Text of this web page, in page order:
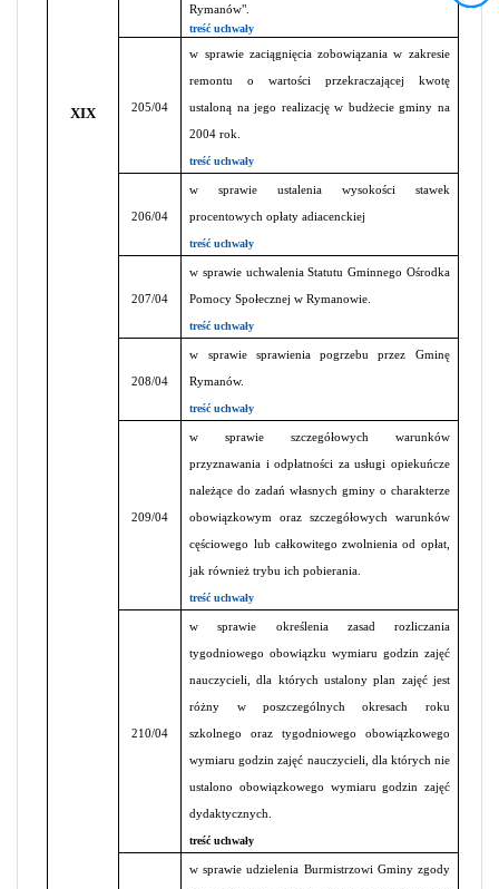
XIX
Rymanów".
treść uchwały
205/04
w sprawie zaciągnięcia zobowiązania w zakresie
remontu o wartości przekraczającej kwotę
ustaloną na jego realizację w budżecie gminy na
2004 rok.
treść uchwały
206/04
w sprawie ustalenia wysokości stawek
procentowych opłaty adiacenckiej
treść uchwały
207/04
w sprawie uchwalenia Statutu Gminnego Ośrodka
Pomocy Społecznej w Rymanowie.
treść uchwały
208/04
w sprawie sprawienia pogrzebu przez Gminę
Rymanów.
treść uchwały
209/04
w sprawie szczegółowych warunków
przyznawania i odpłatności za usługi opiekuńcze
należące do zadań własnych gminy o charakterze
obowiązkowym oraz szczegółowych warunków
cęściowego lub całkowitego zwolnienia od opłat,
jak również trybu ich pobierania.
treść uchwały
210/04
w sprawie określenia zasad rozliczania
tygodniowego obowiązku wymiaru godzin zajęć
nauczycieli, dla których ustalony plan zajęć jest
różny w poszczególnych okresach roku
szkolnego oraz tygodniowego obowiązkowego
wymiaru godzin zajęć nauczycieli, dla których nie
ustalono obowiązkowego wymiaru godzin zajęć
dydaktycznych.
treść uchwały
w sprawie udzielenia Burmistrzowi Gminy zgody